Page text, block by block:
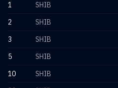
1 SHIB
2
SHIB
3
SHIB
5
SHIB
10
SHIB